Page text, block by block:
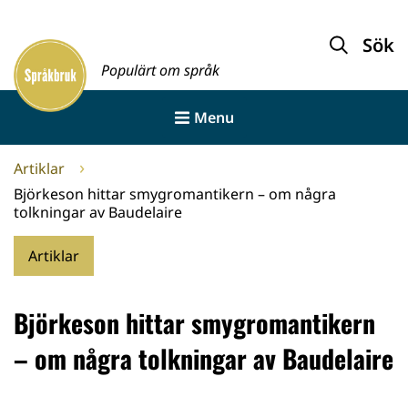
innehållet
Framsida
Populärt om språk
Sök
Menu
Artiklar
Björkeson hittar smygromantikern – om några
tolkningar av Baudelaire
Artiklar
Björkeson hittar smygromantikern
– om några tolkningar av Baudelaire